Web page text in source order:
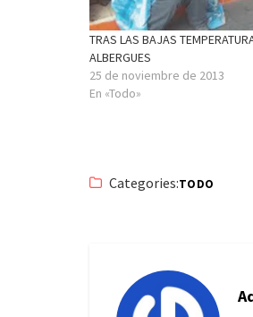
TRAS LAS BAJAS
ALBERGUES
25 de noviembre de 2013
En «Todo»
Categories:TODO